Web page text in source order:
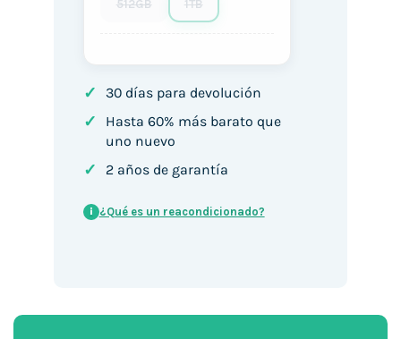
512GB 1TB
✓ 30 días para devolución
✓
Hasta 60% más barato que
uno nuevo
✓ 2 años de garantía
i ¿Qué es un reacondicionado?